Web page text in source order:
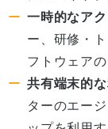
一時的なア
ー、研修・
フトウェア
共有端末的な
ターのエー